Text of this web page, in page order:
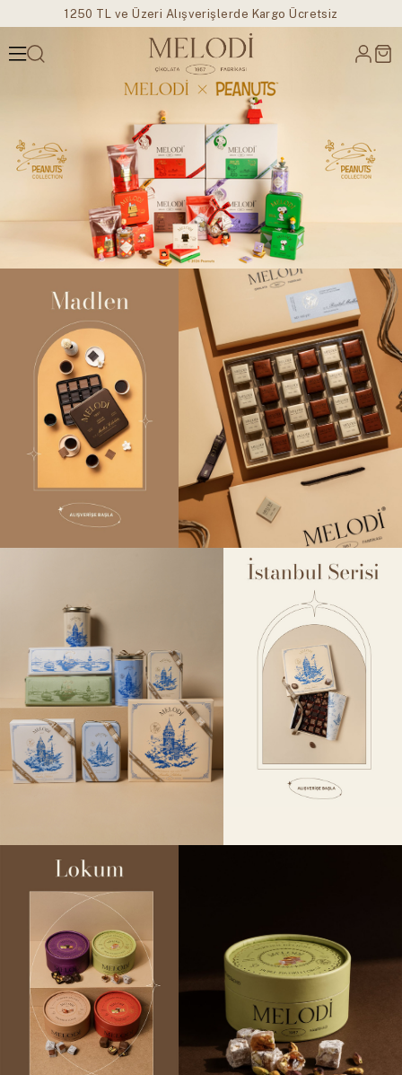
1250 TL ve Üzeri Alışverişlerde Kargo Ücretsiz